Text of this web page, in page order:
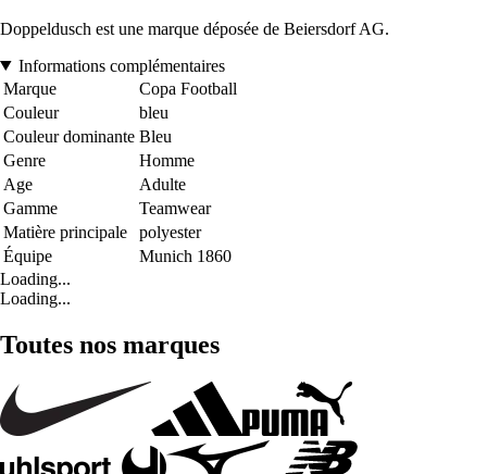
Doppeldusch est une marque déposée de Beiersdorf AG.
Informations complémentaires
Marque
Copa Football
Couleur
bleu
Couleur dominante Bleu
Genre
Homme
Age
Adulte
Gamme
Teamwear
Matière principale
polyester
Équipe
Munich 1860
Loading...
Loading...
Toutes nos marques